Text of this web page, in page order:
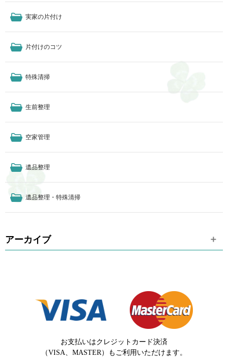
実家の片付け
片付けのコツ
特殊清掃
生前整理
空家管理
遺品整理
遺品整理・特殊清掃
アーカイブ
お支払いはクレジットカード決済
（VISA、MASTER）もご利用いただけます。